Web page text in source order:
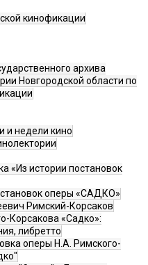
кинофикации
архива
Новгородской области по
и недели кино
«Из истории постановок
оперы «САДКО»
Римский-Корсаков
Корсакова «Садко»:
либретто
оперы Н.А. Римского-